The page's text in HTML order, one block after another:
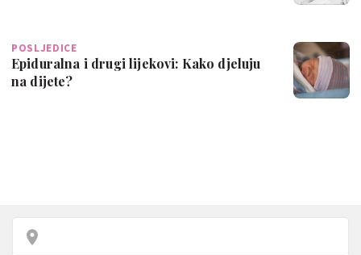
POSLJEDICE
Epiduralna i drugi lijekovi: Kako djeluju
na dijete?